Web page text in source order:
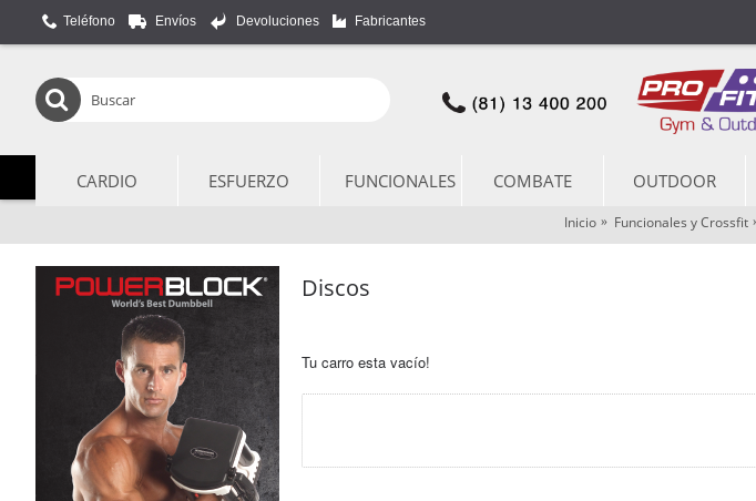
Teléfono Envíos Devoluciones Fabricantes
CARDIO ESFUERZO FUNCIONALES COMBATE OUTDOOR
Inicio Funcionales y Crossfit
Discos
Tu carro esta vacío!